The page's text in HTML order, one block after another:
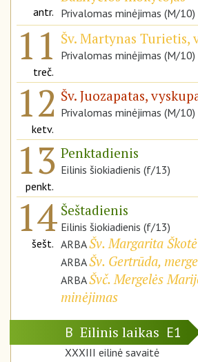
antr. Privalomas minėjimas (M/10)
11
treč.
Šv. Martynas Turietis,
Privalomas minėjimas (M/10)
12
ketv.
Šv. Juozapatas,
Privalomas minėjimas (M/10)
13
penkt.
Penktadienis
Eilinis šiokiadienis (f/13)
14
šešt.
Šeštadienis
Eilinis šiokiadienis (f/13)
ARBAŠv. Margarita Škotė
ARBAŠv. Gertrūda,
ARBAŠvč. Mergelės
minėjimas
B Eilinis laikas E1
XXXIII eilinė savaitė